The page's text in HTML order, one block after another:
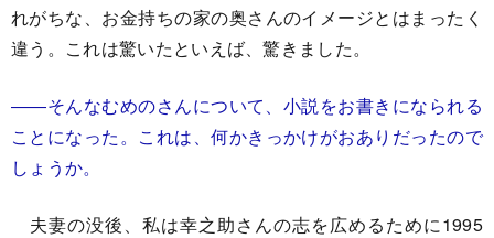
れがちな、お金持ちの家の奥さんのイメージとはまったく
違う。これは驚いたといえば、驚きました。
――そんなむめのさんについて、小説をお書きになられる
ことになった。これは、何かきっかけがおありだったので
しょうか。
夫妻の没後、私は幸之助さんの志を広めるために1995